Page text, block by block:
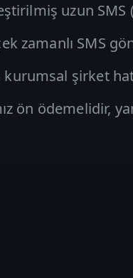
uzun SMS
zamanlı SMS
şirket
ön ödemelidir,